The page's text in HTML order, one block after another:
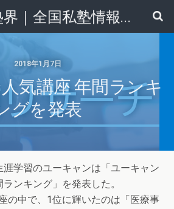
月刊私塾界｜全国私塾情報センター
2018年1月7日
気講座 年間ランキ
グを発表
学習のユーキャンは「ユーキャン
ンキング」を発表した。
の中で、1位に輝いたのは「医療事